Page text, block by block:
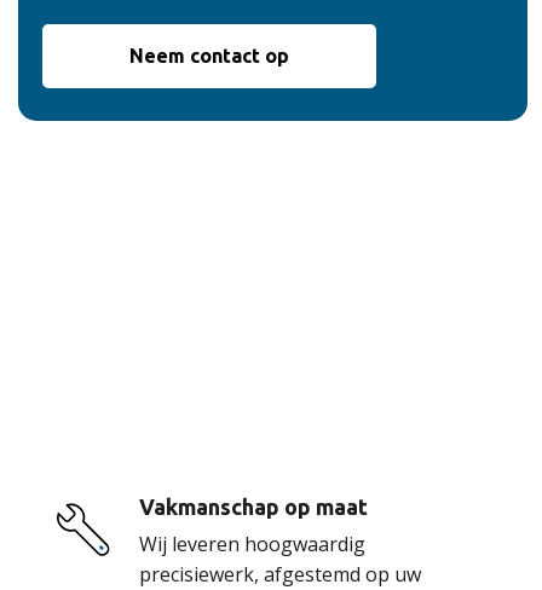
Neem contact op
Vakmanschap op maat
Wij leveren hoogwaardig
precisiewerk, afgestemd op uw